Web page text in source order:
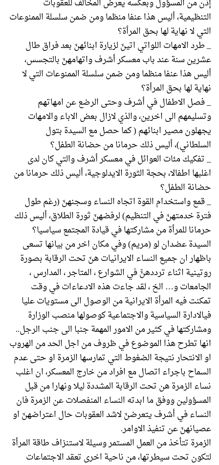
إذن من المسؤول وبعكسه يعرض المخالف للعقوبات
التنظيمية، أليس هذا عنفا منظما ومن ضمن سلسلة الممنوعات
التي لا نهاية لها بحق المرأة؟
_ طرد الامهات اللواتي اتينّ لزيارة ابنائهنّ بعد فراق طال
عشرين سنة عند باب معسكر أشرف واتهامهنّ بالتجسس،
أليس هذا عنفا منظما ومن ضمن سلسلة الممنوعات التي لا
نهاية لها بحق المرأة؟
_ فصل الاطفال في أشرف وحتى الرضع عن امهاتهم
وتسليمهم الى اخرين، والذي لازال بعض الاباء والامهات
يجهلون مصير ابنائهم ( كما حصل مع السيدة بتول
السلطاني)، أليس ذلك حرمانا من حضانة الطفل؟
_ تفكيك مئات العوائل في معسكر أشرف والتي كان لدى
اغلبها اطفالا، بحجة الثورة الايدلوجية، أليس ذلك حرمانا من
حضانة الطفل؟
_ قمع واستخدام القوة اتجاه النساء وسجنهنّ (رغم طول
فترة خدمتهنّ في التنظيم) لرفضهنّ ثورة الطلاق، أليس ذلك
حرمانا للمرأة من مشاركتها في قيادة المجتمع سياسيا؟
السيدة عضدان لو (مريم) وفي مكان اخر من بيانها تسعى
باظهار ان جميع النساء الايرانيات هنّ تحت الرقابة بصورة
روتينية اثناء ترددهنّّ في الشوارع ، المتاجر ، المدارس ،
الجامعات و… الخ ، لقد جاءت هذه الادعاءات في وقت
تمكنت فيه المرأة الايرانية من الوصول الى مستويات عليا
فيالادارة السياسية والاجتماعية كوصولها منصب الوزارة
ومشاركتها في كثير من الامور المهمة جنبا الى جنب الرجل..
انها تطرح هذا الموضوع في ظروف من اجل الحد من الهروب
او الانتحار نتيجة الضغوط التي تمارسها الزمرة او حتى عدم
السماح باجراء اتصال مع افراد من خارج المعسكر، ان اغلب
نساء الزمرة هن تحت الرقابة المشددة ليلا ونهارا من قبل
المسؤولين ووفق ما ابدته النساء المنفصلات عن الزمرة فان
النساء في أشرف يتعرضنّ لاشد العقوبات حال اعتراضهنّ او
عصيانهنّ عن تنفيذ الاوامر.
الزمرة تتأخذ من العمل المستمر وسيلة لاستنزاف طاقة المرأة
لتكون تحت سيطرتها، من ناحية اخرى تعقد الاجتماعات